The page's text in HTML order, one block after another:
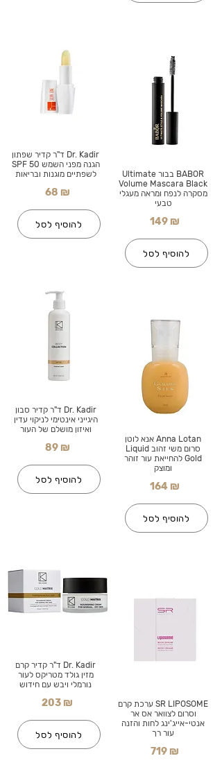
Dr. Kadir ד"ר קדיר שפתון
הגנה מפני השמש SPF 50
לשפתיים מוגנות ובריאות
68 ₪
להוסיף לסל
Dr. Kadir ד"ר קדיר סבון
היגייני אינטימי לניקוי עדין
ואיזון מושלם של העור
89 ₪
להוסיף לסל
Dr. Kadir ד"ר קדיר קרם
מזין גולד מטריקס לעור
נורמלי ויבש עם חידוש
203 ₪
להוסיף לסל
BABOR בבור Ultimate
Volume Mascara Black
מסקרה לנפח ומראה מעגלי
טבעי
149 ₪
להוסיף לסל
Anna Lotan אנא לוטן
סרום משי זהוב Liquid
Gold להחייאת עור זוהר
ומוצק
164 ₪
להוסיף לסל
SR LIPOSOME ערכת קרם
וסרום לצוואר אס אר
אנטי-אייג'ינג לחות והזנה
עור רך
719 ₪